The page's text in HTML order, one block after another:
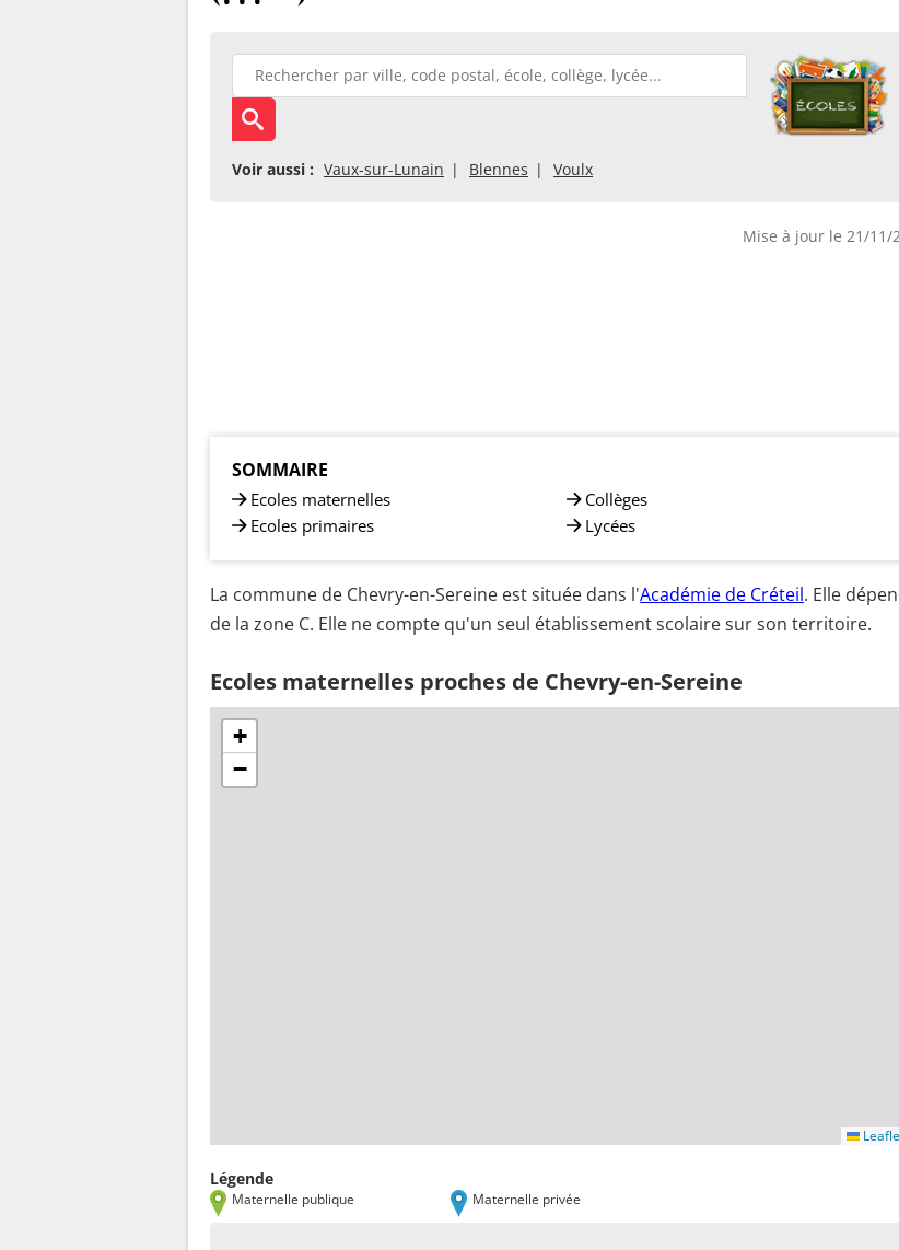
Voir aussi : Vaux-sur-Lunain Blennes Voulx
Mise à jour le 21/11/
SOMMAIRE
Ecoles maternelles
Ecoles primaires
Collèges
Lycées
La commune de Chevry-en-Sereine est située dans l'Académie de Créteil. Elle
de la zone C. Elle ne compte qu'un seul établissement scolaire sur son territoire.
Ecoles maternelles proches de Chevry-en-Sereine
+
−
Légende
Maternelle publique Maternelle privée